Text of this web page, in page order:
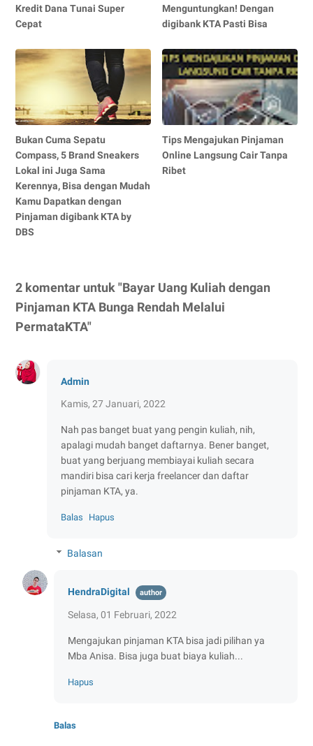
Kredit Dana Tunai Super
Cepat
Menguntungkan! Dengan
digibank KTA Pasti Bisa
Bukan Cuma Sepatu
Compass, 5 Brand Sneakers
Lokal ini Juga Sama
Kerennya, Bisa dengan Mudah
Kamu Dapatkan dengan
Pinjaman digibank KTA by
DBS
Tips Mengajukan Pinjaman
Online Langsung Cair Tanpa
Ribet
2 komentar untuk "Bayar Uang Kuliah dengan
Pinjaman KTA Bunga Rendah Melalui
PermataKTA"
Admin
Kamis, 27 Januari, 2022
Nah pas banget buat yang pengin kuliah, nih,
apalagi mudah banget daftarnya. Bener banget,
buat yang berjuang membiayai kuliah secara
mandiri bisa cari kerja freelancer dan daftar
pinjaman KTA, ya.
Balas Hapus
Balasan
HendraDigital
Selasa, 01 Februari, 2022
Mengajukan pinjaman KTA bisa jadi pilihan ya
Mba Anisa. Bisa juga buat biaya kuliah...
Hapus
Balas